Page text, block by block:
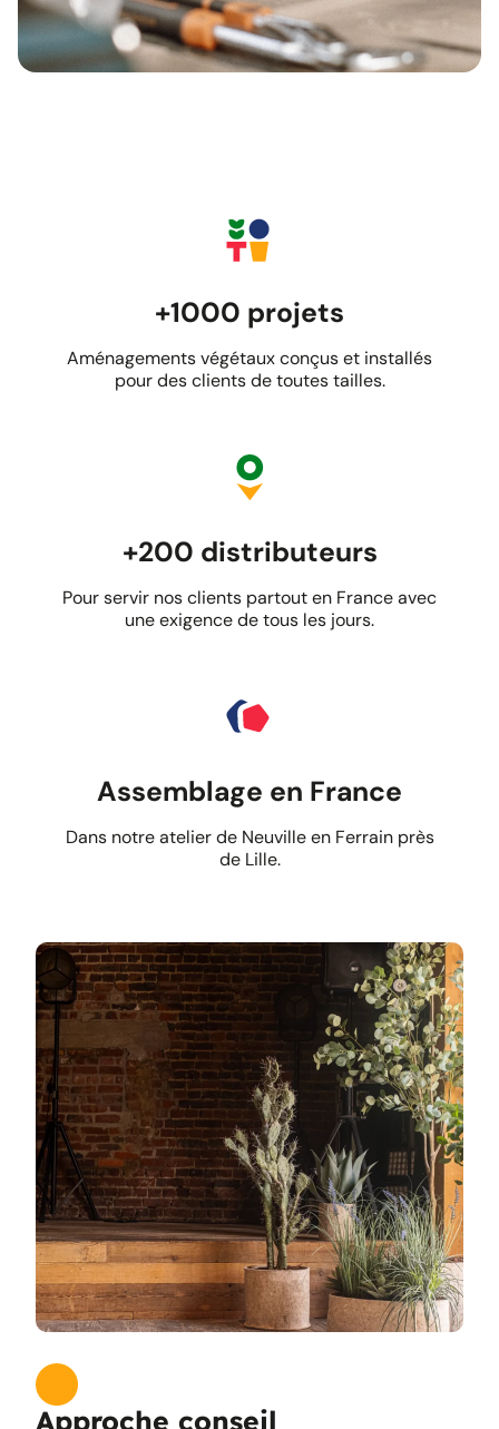
+1000 projets
Aménagements végétaux conçus et installés
pour des clients de toutes tailles.
+200 distributeurs
Pour servir nos clients partout en France avec
une exigence de tous les jours.
Assemblage en France
Dans notre atelier de Neuville en Ferrain près
de Lille.
Approche conseil